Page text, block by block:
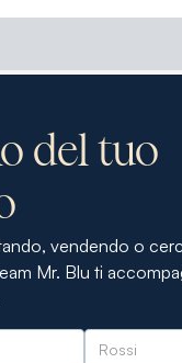
del tuo
vendendo o
Mr. Blu ti